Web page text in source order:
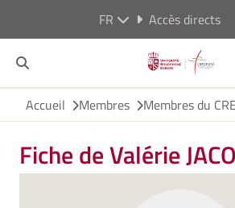
FR Accès directs
Accueil Membres Membres du
Fiche de Valérie